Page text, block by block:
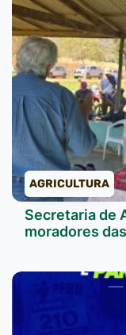
AGRICULTURA
Secretaria de
moradores